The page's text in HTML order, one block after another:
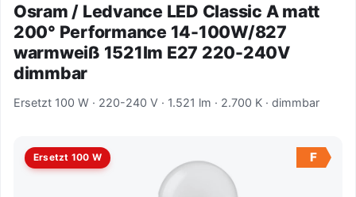
Osram / Ledvance LED Classic A matt
200° Performance 14-100W/827
warmweiß 1521lm E27 220-240V
dimmbar
Ersetzt 100 W · 220-240 V · 1.521 lm · 2.700 K · dimmbar
Ersetzt 100 W F